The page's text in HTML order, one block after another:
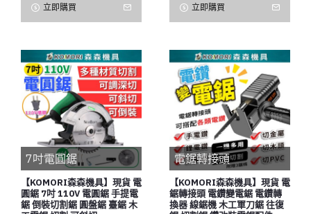
立即購買 立即購買
7吋電圓鋸
【KOMORI森森機具】現貨 電
圓鋸 7吋 110V 電圓鋸 手提電
鋸 倒裝切割鋸 圓盤鋸 臺鋸 木
電鋸轉接頭
【KOMORI森森機具】現貨 電
鋸轉接頭 電鑽變電鋸 電鑽轉
換器 線鋸機 木工軍刀鋸 往復